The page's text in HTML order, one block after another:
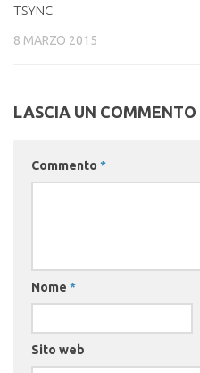
TSYNC
8 MARZO 2015
LASCIA UN COMMENTO
Commento *
Nome *
Sito web